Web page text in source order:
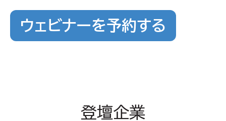
ウェビナーを予約する
登壇企業